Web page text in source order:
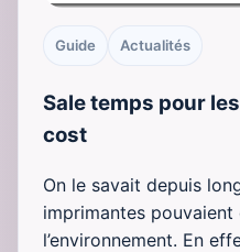
Guide Actualités
Sale temps pour
cost
On le savait depuis
imprimantes
l’environnement. En